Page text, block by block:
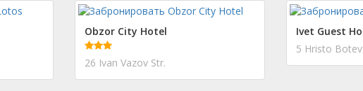
Obzor City Hotel
26 Ivan Vazov Str.
Ivet Guest
5 Hristo